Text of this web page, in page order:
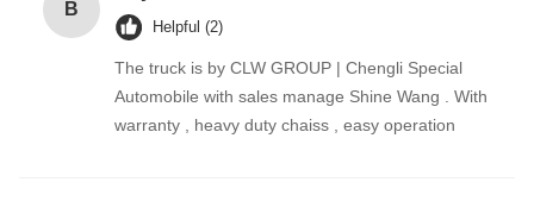
B
Helpful (2)
The truck is by CLW GROUP | Chengli Special
Automobile with sales manage Shine Wang . With
warranty , heavy duty chaiss , easy operation